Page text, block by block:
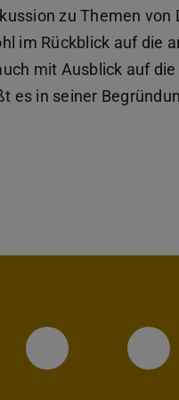
zu Themen von
im Rückblick auf die
mit Ausblick auf
es in seiner
Instagram-